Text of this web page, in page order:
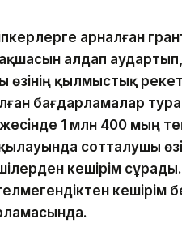
арналған
алдап
қылмыстық
бағдарламалар
1 млн 400 мың
сотталушы
кешірім
кешірім